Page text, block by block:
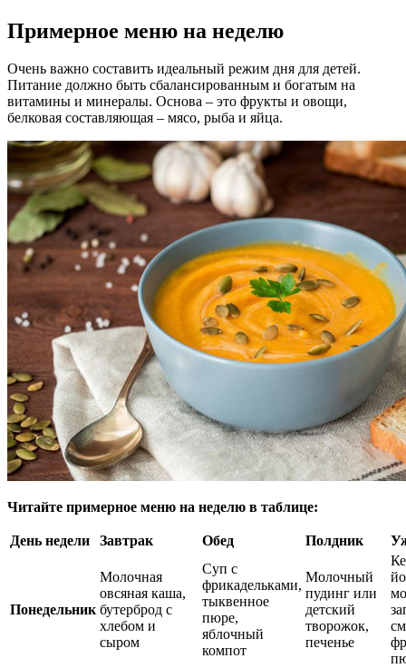
Примерное меню на неделю
Очень важно составить идеальный режим дня для детей.
Питание должно быть сбалансированным и богатым на
витамины и минералы. Основа – это фрукты и овощи,
белковая составляющая – мясо, рыба и яйца.
Читайте примерное меню на неделю в таблице:
День недели Завтрак Обед Полдник
Понедельник
Молочная
овсяная каша,
бутерброд с
хлебом и
сыром
Суп с
фрикадельками,
тыквенное
пюре,
яблочный
компот
Молочный
пудинг или
детский
творожок,
печенье